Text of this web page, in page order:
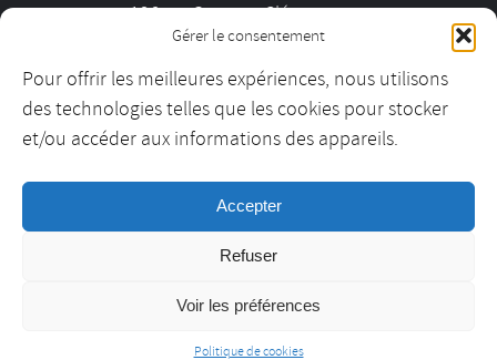
Gérer le consentement
Pour offrir les meilleures expériences, nous utilisons
des technologies telles que les cookies pour stocker
et/ou accéder aux informations des appareils.
Accepter
Refuser
Voir les préférences
Politique de cookies
126 av. Georges Clémenceau
01 55 69 19 30
contact@aeroschool.fr